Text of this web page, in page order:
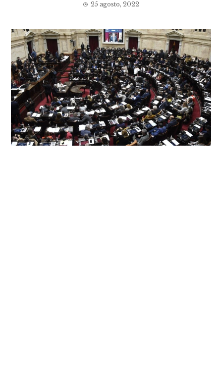
25 agosto, 2022